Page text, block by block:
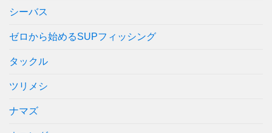
シーバス
ゼロから始めるSUPフィッシング
タックル
ツリメシ
ナマズ